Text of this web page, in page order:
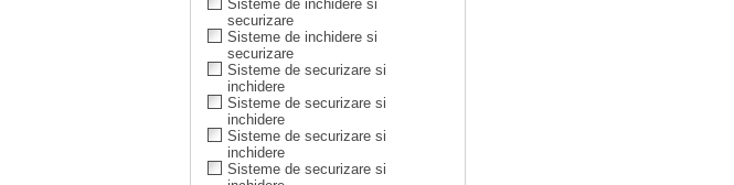
Sisteme de inchidere si
securizare
Sisteme de inchidere si
securizare
Sisteme de securizare si
inchidere
Sisteme de securizare si
inchidere
Sisteme de securizare si
inchidere
Sisteme de securizare si